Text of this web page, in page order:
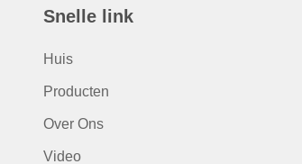
Snelle link
Huis
Producten
Over Ons
Video